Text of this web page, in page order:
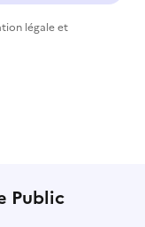
légale et
Public